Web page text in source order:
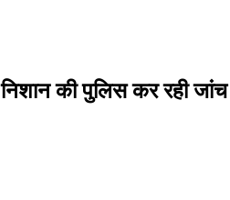
की पुलिस कर रही जांच